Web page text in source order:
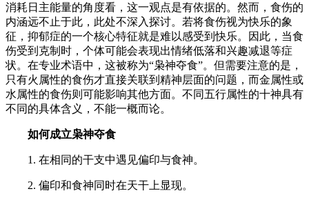
消耗日主能量的角度看，这一观点是有依据的。然而，食伤的
内涵远不止于此，此处不深入探讨。若将食伤视为快乐的象
征，抑郁症的一个核心特征就是难以感受到快乐。因此，当食
伤受到克制时，个体可能会表现出情绪低落和兴趣减退等症
状。在专业术语中，这被称为“枭神夺食”。但需要注意的是，
只有火属性的食伤才直接关联到精神层面的问题，而金属性或
水属性的食伤则可能影响其他方面。不同五行属性的十神具有
不同的具体含义，不能一概而论。
如何成立枭神夺食
1. 在相同的干支中遇见偏印与食神。
2. 偏印和食神同时在天干上显现。